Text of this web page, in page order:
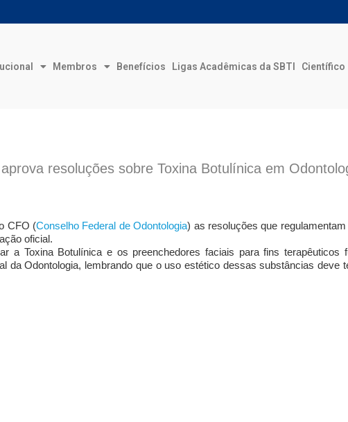
Membros Benefícios Ligas Acadêmicas da SBTI Científico
resoluções sobre Toxina Botulínica em
CFO (Conselho Federal de Odontologia) as resoluções que
oficial.
a Toxina Botulínica e os preenchedores faciais para fins
da Odontologia, lembrando que o uso estético dessas substâncias deve